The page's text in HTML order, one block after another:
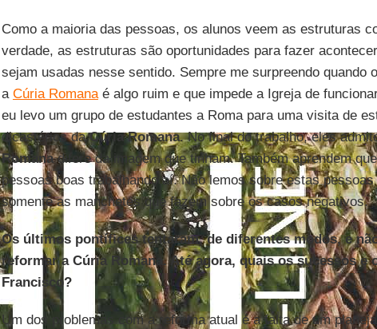
Como a maioria das pessoas, os alunos veem as estruturas
verdade, as estruturas são oportunidades para fazer
sejam usadas nesse sentido. Sempre me surpreendo quando
a Cúria Romanaé algo ruim e que impede a Igreja de
eu levo um grupo de estudantes a Roma para uma visita de
dicastérios daCúria Romana. No final do trabalho, eles
Romanadifere da imagem que tinham. Também aprendem
pessoas boas trabalhando aí. Não lemos sobre estas
somente as manchetes que fazem sobre os casos negativos.
Os últimos pontífices tentaram, de diferentes modos, e
reformar a Cúria Romana. Até agora, quais os sucessos e
Francisco?
Um dos problemas com a reforma atual é a falta de um